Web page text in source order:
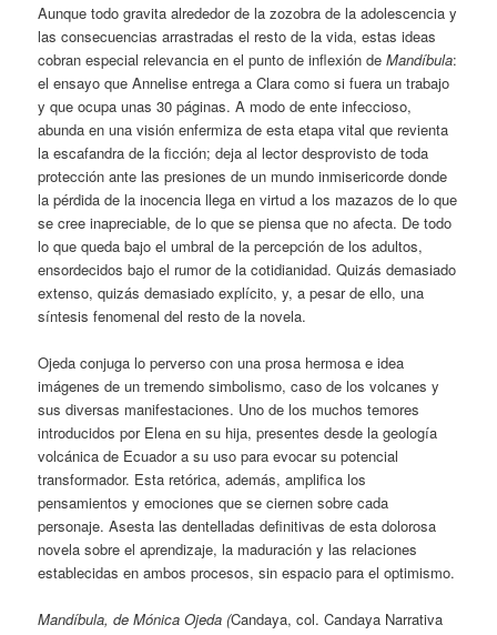
Aunque todo gravita alrededor de la zozobra de la adolescencia y
las consecuencias arrastradas el resto de la vida, estas ideas
cobran especial relevancia en el punto de inflexión deMandíbula:
el ensayo que Annelise entrega a Clara como si fuera un trabajo
y que ocupa unas 30 páginas. A modo de ente infeccioso,
abunda en una visión enfermiza de esta etapa vital que revienta
la escafandra de la ficción; deja al lector desprovisto de toda
protección ante las presiones de un mundo inmisericorde donde
la pérdida de la inocencia llega en virtud a los mazazos de lo que
se cree inapreciable, de lo que se piensa que no afecta. De todo
lo que queda bajo el umbral de la percepción de los adultos,
ensordecidos bajo el rumor de la cotidianidad. Quizás demasiado
extenso, quizás demasiado explícito, y, a pesar de ello, una
síntesis fenomenal del resto de la novela.
Ojeda conjuga lo perverso con una prosa hermosa e idea
imágenes de un tremendo simbolismo, caso de los volcanes y
sus diversas manifestaciones. Uno de los muchos temores
introducidos por Elena en su hija, presentes desde la geología
volcánica de Ecuador a su uso para evocar su potencial
transformador. Esta retórica, además, amplifica los
pensamientos y emociones que se ciernen sobre cada
personaje. Asesta las dentelladas definitivas de esta dolorosa
novela sobre el aprendizaje, la maduración y las relaciones
establecidas en ambos procesos, sin espacio para el optimismo.
Mandíbula, de Mónica Ojeda (Candaya, col. Candaya Narrativa